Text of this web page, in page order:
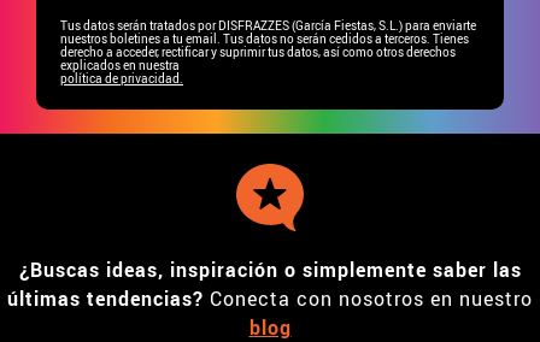
Tus datos serán tratados por DISFRAZZES (García Fiestas, S.L.) para enviarte
nuestros boletines a tu email. Tus datos no serán cedidos a terceros. Tienes
derecho a acceder, rectificar y suprimir tus datos, así como otros derechos
explicados en nuestra
política de privacidad.
¿Buscas ideas, inspiración o simplemente saber las
últimas tendencias? Conecta con nosotros en nuestro
blog